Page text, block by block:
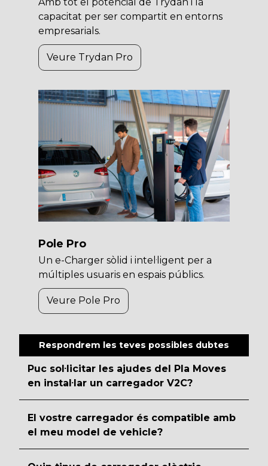
capacitat per ser compartit en entorns
empresarials.
Veure Trydan Pro
Pole Pro
Un e-Charger sòlid i intel·ligent per a
múltiples usuaris en espais públics.
Veure Pole Pro
Respondrem les teves possibles dubtes
Puc sol·licitar les ajudes del Pla Moves
en instal·lar un carregador V2C?
El vostre carregador és compatible amb
el meu model de vehicle?